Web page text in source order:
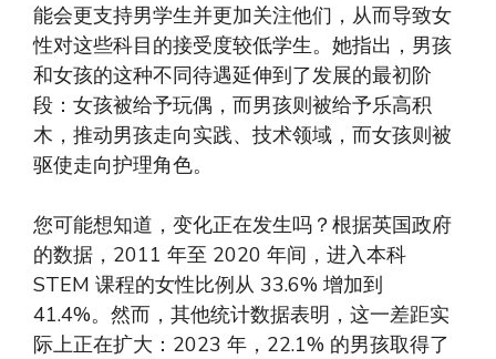
能会更支持男学生并更加关注他们，从而导致女
性对这些科目的接受度较低学生。她指出，男孩
和女孩的这种不同待遇延伸到了发展的最初阶
段：女孩被给予玩偶，而男孩则被给予乐高积
木，推动男孩走向实践、技术领域，而女孩则被
驱使走向护理角色。
您可能想知道，变化正在发生吗？根据英国政府
的数据，2011 年至 2020 年间，进入本科
STEM 课程的女性比例从 33.6% 增加到
41.4%。然而，其他统计数据表明，这一差距实
际上正在扩大：2023 年，22.1% 的男孩取得了